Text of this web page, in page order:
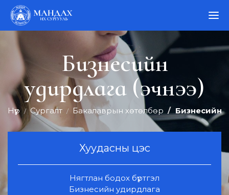
Хуудасны цэс
Нягтлан бодох бүртгэл
Бизнесийн удирдлага
Бизнесийн
удирдлага (эчнээ)
Нүүр Сургалт Бакалаврын хөтөлбөр Бизнесийн